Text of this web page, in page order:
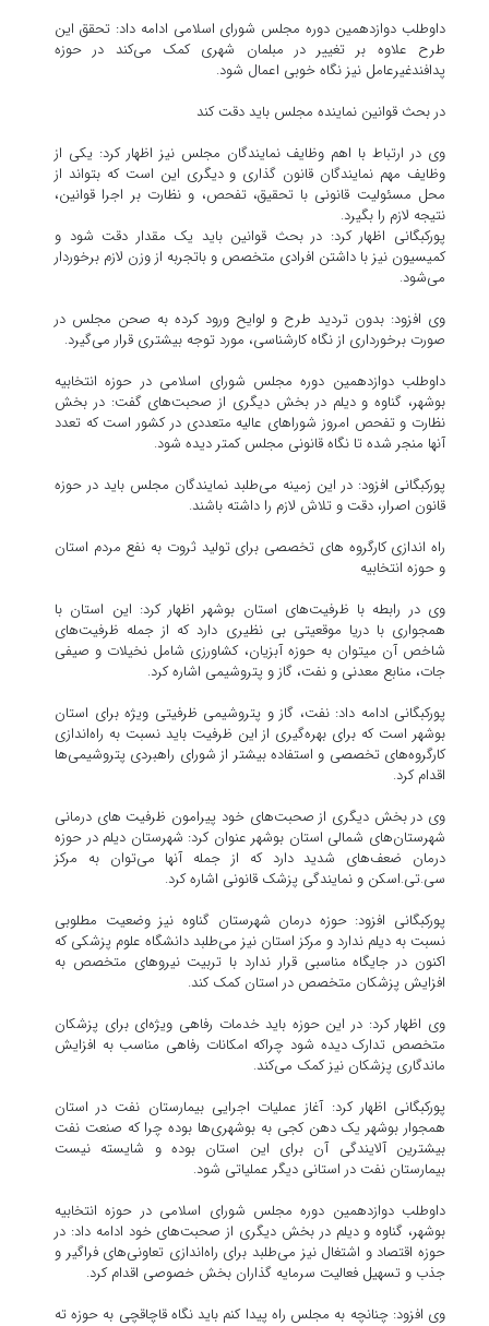
داوطلب دوازدهمین دوره مجلس شورای اسلامی ادامه داد: تحقق این
طرح علاوه بر تغییر در مبلمان شهری کمک می‌کند در حوزه
پدافندغیرعامل نیز نگاه خوبی اعمال شود.
در بحث قوانین نماینده مجلس باید دقت کند
وی در ارتباط با اهم وظایف نمایندگان مجلس نیز اظهار کرد: یکی از
وظایف مهم نمایندگان قانون گذاری و دیگری این است که بتواند از
محل مسئولیت قانونی با تحقیق، تفحص، و نظارت بر اجرا قوانین،
نتیجه لازم را بگیرد.
پورکبگانی اظهار کرد: در بحث قوانین باید یک مقدار دقت شود و
کمیسیون نیز با داشتن افرادی متخصص و باتجربه از وزن لازم برخوردار
می‌‎شود.
وی افزود: بدون تردید طرح و لوایح ورود کرده به صحن مجلس در
صورت برخورداری از نگاه کارشناسی، مورد توجه بیشتری قرار می‌گیرد.
داوطلب دوازدهمین دوره مجلس شورای اسلامی در حوزه انتخابیه
بوشهر، گناوه و دیلم در بخش دیگری از صحبت‌های گفت: در بخش
نظارت و تفحص امروز شوراهای عالیه متعددی در کشور است که تعدد
آنها منجر شده تا نگاه قانونی مجلس کمتر دیده شود.
پورکبگانی افزود: در این زمینه می‌طلبد نمایندگان مجلس باید در حوزه
قانون اصرار، دقت و تلاش لازم را داشته باشند.
راه اندازی کارگروه های تخصصی برای تولید ثروت به نفع مردم استان
و حوزه انتخابیه
وی در رابطه با ظرفیت‌های استان بوشهر اظهار کرد: این استان با
همجواری با دریا موقعیتی بی نظیری دارد که از جمله ظرفیت‌‎های
شاخص آن می‎توان به حوزه آبزیان، کشاورزی شامل نخیلات و صیفی
جات، منابع معدنی و نفت، گاز و پتروشیمی اشاره کرد.
پورکبگانی ادامه داد: نفت، گاز و پتروشیمی ظرفیتی ویژه برای استان
بوشهر است که برای بهره‌گیری از این ظرفیت باید نسبت به راه‌اندازی
کارگروه‌های تخصصی و استفاده بیشتر از شورای راهبردی پتروشیمی‌‎ها
اقدام کرد.
وی در بخش دیگری از صحبت‌های خود پیرامون ظرفیت‎ های درمانی
شهرستان‌های شمالی استان بوشهر عنوان کرد: شهرستان دیلم در حوزه
درمان ضعف‌های شدید دارد که از جمله آنها می‌توان به مرکز
سی.تی.اسکن و نمایندگی پزشک قانونی اشاره کرد.
پورکبگانی افزود: حوزه درمان شهرستان گناوه نیز وضعیت مطلوبی
نسبت به دیلم ندارد و مرکز استان نیز می‌طلبد دانشگاه علوم پزشکی که
اکنون در جایگاه مناسبی قرار ندارد با تربیت نیروهای متخصص به
افزایش پزشکان متخصص در استان کمک کند.
وی اظهار کرد: در این حوزه باید خدمات رفاهی ویژه‌ای برای پزشکان
متخصص تدارک دیده شود چراکه امکانات رفاهی مناسب به افزایش
ماندگاری پزشکان نیز کمک می‌کند.
پورکبگانی اظهار کرد: آغاز عملیات اجرایی بیمارستان نفت در استان
همجوار بوشهر یک دهن کجی به بوشهری‌ها بوده چرا که صنعت نفت
بیشترین آلایندگی آن برای این استان بوده و شایسته نیست
بیمارستان نفت در استانی دیگر عملیاتی شود.
داوطلب دوازدهمین دوره مجلس شورای اسلامی در حوزه انتخابیه
بوشهر، گناوه و دیلم در بخش دیگری از صحبت‌های خود ادامه داد: در
حوزه اقتصاد و اشتغال نیز می‌طلبد برای راه‌اندازی تعاونی‌های فراگیر و
جذب و تسهیل فعالیت سرمایه گذاران بخش خصوصی اقدام کرد.
وی افزود: چنانچه به مجلس راه پیدا کنم باید نگاه قاچاقچی به حوزه ته